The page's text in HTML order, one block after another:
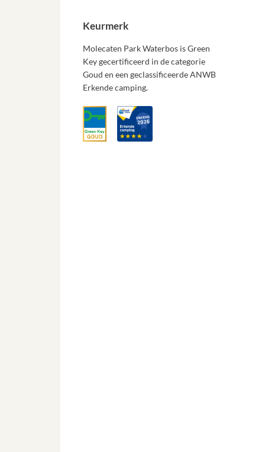
Keurmerk
Molecaten Park Waterbos is Green
Key gecertificeerd in de categorie
Goud en een geclassificeerde ANWB
Erkende camping.